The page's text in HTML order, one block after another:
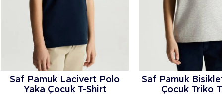
Saf Pamuk Lacivert Polo
Yaka Çocuk T-Shirt
Saf Pamuk
Çocuk Triko